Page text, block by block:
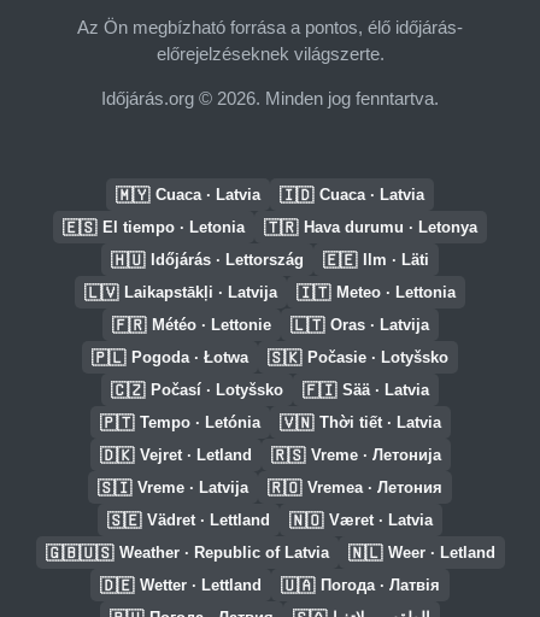
Az Ön megbízható forrása a pontos, élő időjárás-
előrejelzéseknek világszerte.
Időjárás.org © 2026. Minden jog fenntartva.
🇲🇾 Cuaca · Latvia 🇮🇩 Cuaca · Latvia
🇪🇸 El tiempo · Letonia 🇹🇷 Hava durumu · Letonya
🇭🇺 Időjárás · Lettország 🇪🇪 Ilm · Läti
🇱🇻 Laikapstākļi · Latvija 🇮🇹 Meteo · Lettonia
🇫🇷 Météo · Lettonie 🇱🇹 Oras · Latvija
🇵🇱 Pogoda · Łotwa 🇸🇰 Počasie · Lotyšsko
🇨🇿 Počasí · Lotyšsko 🇫🇮 Sää · Latvia
🇵🇹 Tempo · Letónia 🇻🇳 Thời tiết · Latvia
🇩🇰 Vejret · Letland 🇷🇸 Vreme · Летонија
🇸🇮 Vreme · Latvija 🇷🇴 Vremea · Летония
🇸🇪 Vädret · Lettland 🇳🇴 Været · Latvia
🇬🇧🇺🇸 Weather · Republic of Latvia 🇳🇱 Weer · Letland
🇩🇪 Wetter · Lettland 🇺🇦 Погода · Латвія